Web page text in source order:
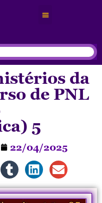
da
de PNL
5
22/04/2025